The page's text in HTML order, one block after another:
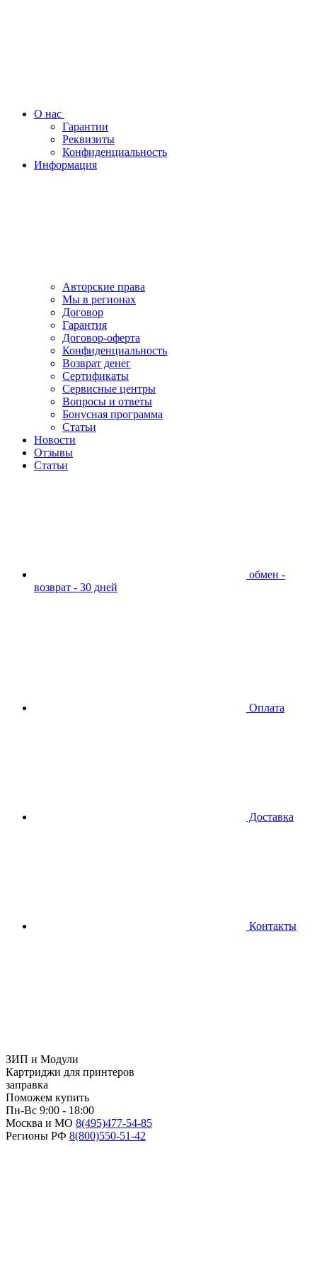
О нас
Гарантии
Реквизиты
Конфиденциальность
Информация
Авторские права
Мы в регионах
Договор
Гарантия
Договор-оферта
Конфиденциальность
Возврат денег
Сертификаты
Сервисные центры
Вопросы и ответы
Бонусная программа
Статьи
Новости
Отзывы
Статьи
обмен -
возврат - 30 дней
Оплата
Доставка
Контакты
ЗИП и Модули
Картриджи для принтеров
заправка
Поможем купить
Пн-Вс 9:00 - 18:00
Москва и МО 8(495)477-54-85
Регионы РФ 8(800)550-51-42